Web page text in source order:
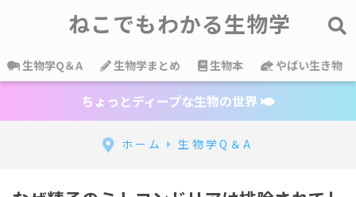
ねこでもわかる生物学
生物学Q＆A 生物学まとめ 生物本 やばい生き物
ちょっとディープな生物の世界
ホーム 生物学Q＆A